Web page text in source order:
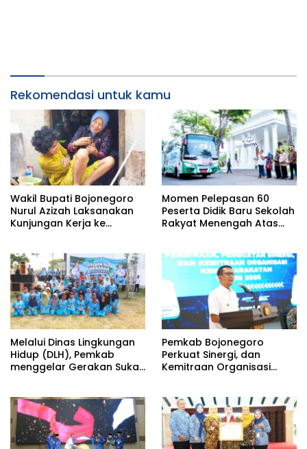
Rekomendasi untuk kamu
Wakil Bupati Bojonegoro
Nurul Azizah Laksanakan
Kunjungan Kerja ke
Momen Pelepasan 60
Peserta Didik Baru Sekolah
Rakyat Menengah Atas
Melalui Dinas Lingkungan
Hidup (DLH), Pemkab
menggelar Gerakan Suka
Pemkab Bojonegoro
Perkuat Sinergi, dan
Kemitraan Organisasi